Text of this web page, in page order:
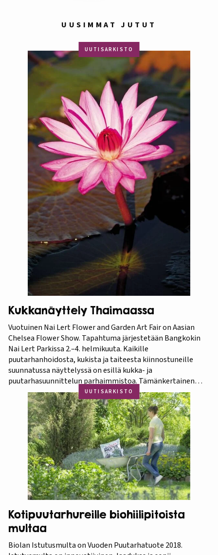
UUSIMMAT JUTUT
UUTISARKISTO
Kukkanäyttely Thaimaassa
Vuotuinen Nai Lert Flower and Garden Art Fair on Aasian
Chelsea Flower Show. Tapahtuma järjestetään Bangkokin
Nai Lert Parkissa 2.–4. helmikuuta. Kaikille
puutarhanhoidosta, kukista ja taiteesta kiinnostuneille
suunnatussa näyttelyssä on esillä kukka- ja
puutarhasuunnittelun parhaimmistoa. Tämänkertainen
tapahtuma on osa Amazing Thailand -teemavuotta, joka
pyrkii piristämään Thaimaan matkailua entisestään.
Thaimaa tunnetaan erittäin runsaasta ja monipuolisesta
kasvistostaan,…
UUTISARKISTO
Kotipuutarhureille biohiilipitoista
multaa
Biolan Istutusmulta on Vuoden Puutarhatuote 2018.